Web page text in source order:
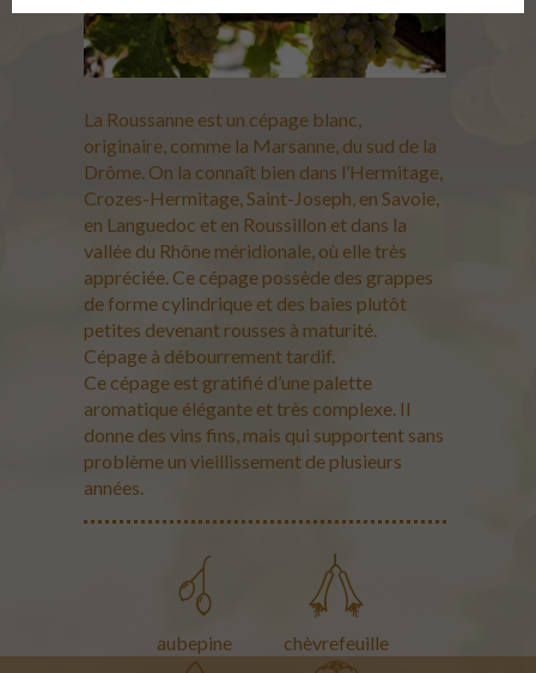
La Roussanne est un cépage blanc,
originaire, comme la Marsanne, du sud de la
Drôme. On la connaît bien dans l’Hermitage,
Crozes-Hermitage, Saint-Joseph, en Savoie,
en Languedoc et en Roussillon et dans la
vallée du Rhône méridionale, où elle très
appréciée. Ce cépage possède des grappes
de forme cylindrique et des baies plutôt
petites devenant rousses à maturité.
Cépage à débourrement tardif.
Ce cépage est gratifié d’une palette
aromatique élégante et très complexe. Il
donne des vins fins, mais qui supportent sans
problème un vieillissement de plusieurs
années.
aubepine chèvrefeuille